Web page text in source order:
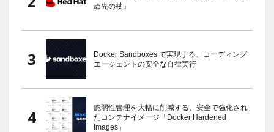
ぬ先の杖』
Docker Sandboxes で実現する、コーディング
エージェントの安全な自律実行
脆弱性管理を大幅に削減する、安全で強化され
たコンテナイメージ「Docker Hardened
Images」